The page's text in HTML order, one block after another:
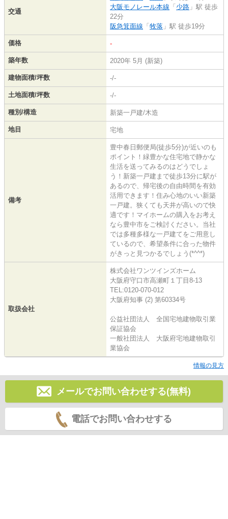
交通
大阪モノレール本線 「 少路 」駅 徒歩
22分
阪急箕面線 「 牧落 」駅 徒歩19分
価格 -
築年数 2020年 5月 (新築)
建物面積/坪数 -/-
土地面積/坪数 -/-
種別/構造 新築一戸建/木造
地目 宅地
備考
豊中春日郵便局(徒歩5分)が近いのも
ポイント！緑豊かな住宅地で静かな
生活を送ってみるのはどうでしょ
う！新築一戸建まで徒歩13分に駅が
あるので、帰宅後の自由時間を有効
活用できます！住み心地のいい新築
一戸建。狭くても天井が高いので快
適です！マイホームの購入をお考え
なら豊中市をご検討ください。当社
では多種多様な一戸建てをご用意し
ているので、希望条件に合った物件
がきっと見つかるでしょう(*^^*)
取扱会社
株式会社ワンツインズホーム
大阪府守口市高瀬町１丁目8-13
TEL:0120-070-012
大阪府知事 (2) 第60334号
公益社団法人 全国宅地建物取引業
保証協会
一般社団法人 大阪府宅地建物取引
業協会
情報の見方
メールでお問い合わせする(無料)
電話でお問い合わせする